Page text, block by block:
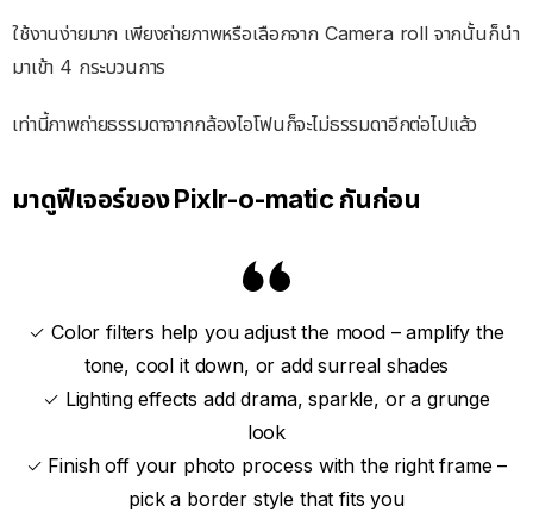
ใช้งานง่ายมาก เพียงถ่ายภาพหรือเลือกจาก Camera roll จากนั้นก็นำ
มาเข้า 4 กระบวนการ
เท่านี้ภาพถ่ายธรรมดาจากกล้องไอโฟนก็จะไม่ธรรมดาอีกต่อไปแล้ว
มาดูฟีเจอร์ของ Pixlr-o-matic กันก่อน
✓ Color filters help you adjust the mood – amplify the
tone, cool it down, or add surreal shades
✓ Lighting effects add drama, sparkle, or a grunge
look
✓ Finish off your photo process with the right frame –
pick a border style that fits you